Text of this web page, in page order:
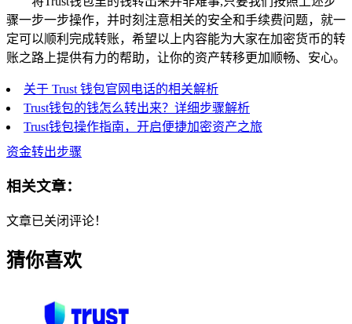
骤一步一步操作，并时刻注意相关的安全和手续费问题，就一
定可以顺利完成转账，希望以上内容能为大家在加密货币的转
账之路上提供有力的帮助，让你的资产转移更加顺畅、安心。
关于 Trust 钱包官网电话的相关解析
Trust钱包的钱怎么转出来？详细步骤解析
Trust钱包操作指南，开启便捷加密资产之旅
资金转出步骤
相关文章：
文章已关闭评论！
猜你喜欢